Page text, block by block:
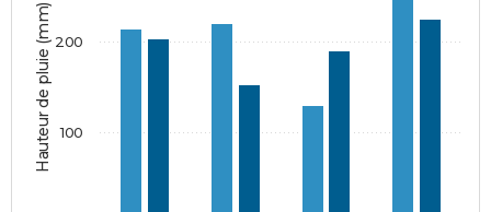
Hauteur de pluie (mm) 100
200